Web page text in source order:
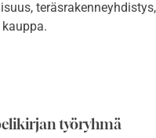
työryhmä